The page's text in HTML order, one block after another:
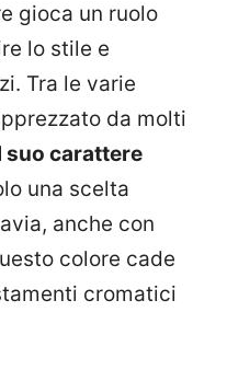
gioca un ruolo
lo stile e
Tra le varie
da molti
suo carattere
una scelta
anche con
colore cade
cromatici